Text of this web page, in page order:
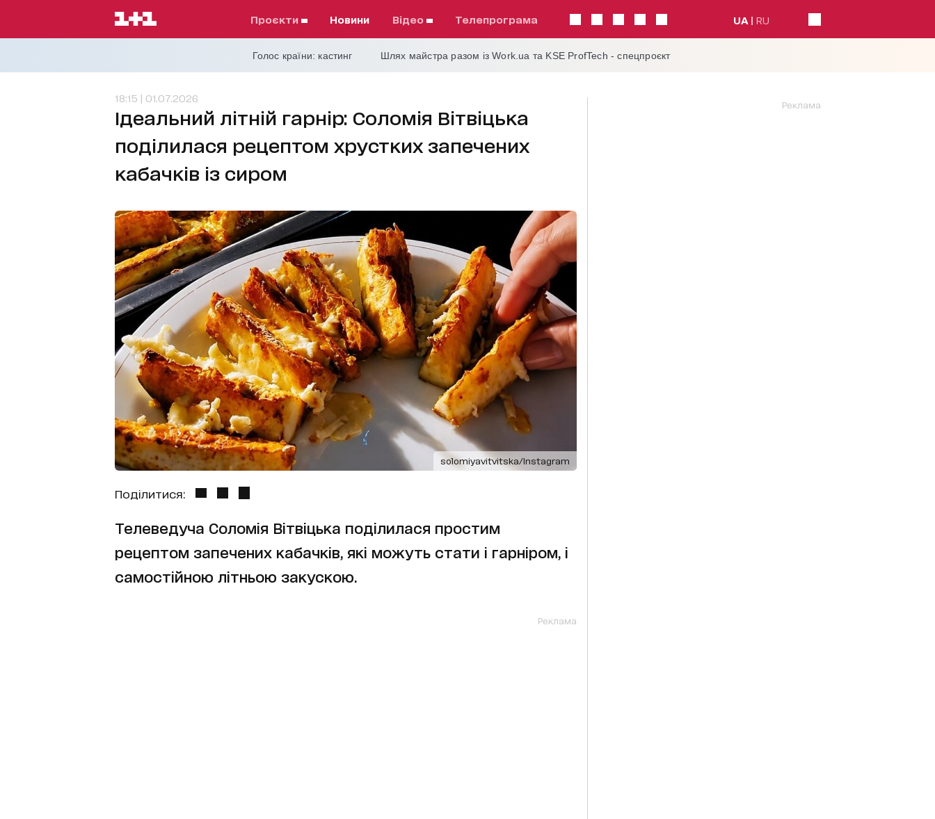
проєкти Новини відео телепрограма UA RU
Голос країни: кастинг Шлях майстра разом із Work.ua та KSE ProfTech - спецпроєкт
18:15 | 01.07.2026
Ідеальний літній гарнір: Соломія Вітвіцька
поділилася рецептом хрустких запечених
кабачків із сиром
solomiyavitvitska/Instagram
Поділитися:
Телеведуча Соломія Вітвіцька поділилася простим
рецептом запечених кабачків, які можуть стати і гарніром, і
самостійною літньою закускою.
Реклама
Реклама